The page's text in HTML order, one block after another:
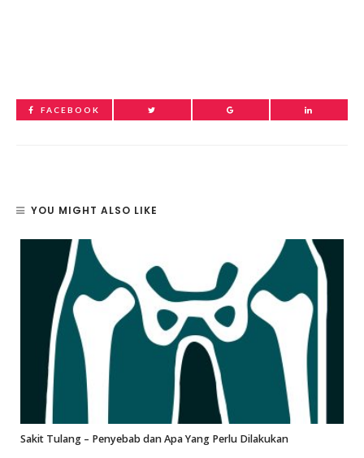
FACEBOOK
YOU MIGHT ALSO LIKE
Sakit Tulang – Penyebab dan Apa Yang Perlu Dilakukan